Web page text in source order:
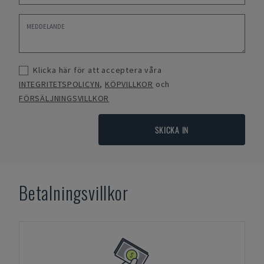
Klicka här för att acceptera våra
INTEGRITETSPOLICYN, KÖPVILLKOR och
FÖRSÄLJNINGSVILLKOR
SKICKA IN
Betalningsvillkor